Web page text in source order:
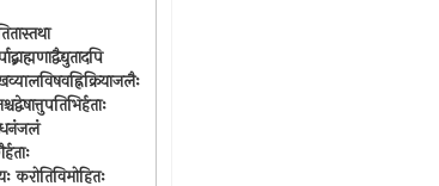
करोतिविमोहितः